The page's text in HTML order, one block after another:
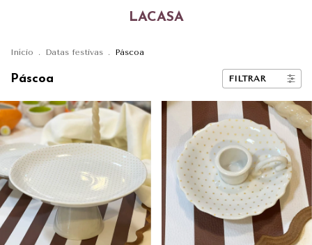
LACASA
Início . Datas festivas . Páscoa
Páscoa FILTRAR